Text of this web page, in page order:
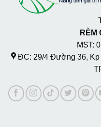
RÈM
MST:
ĐC: 29/4 Đường 36,